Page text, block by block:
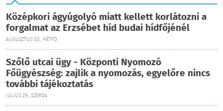
Középkori ágyúgolyó miatt kellett korlátozni a
forgalmat az Erzsébet híd budai hídfőjénél
AUGUSZTUS 03., HÉTFŐ
Szőlő utcai ügy - Központi Nyomozó
Főügyészség: zajlik a nyomozás, egyelőre nincs
további tájékoztatás
JÚLIUS 29., SZERDA